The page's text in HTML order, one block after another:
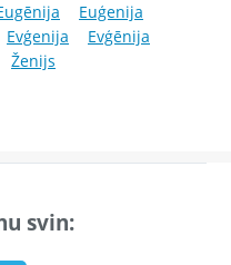
Euģenija
Evģenija
Evģēnija
Ženijs
svin: